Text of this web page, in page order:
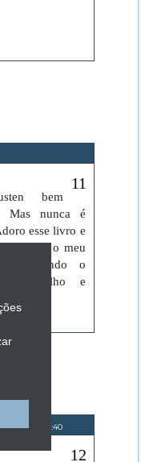
bem
Mas nunca é
esse livro e
se ele é o meu
disputando o
Orgulho e
2018 às 16:40